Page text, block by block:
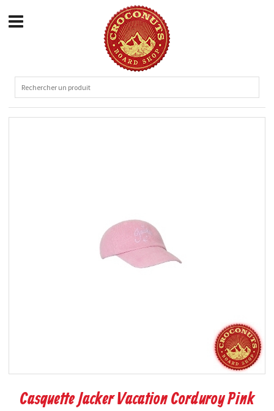
Casquette Jacker Vacation Corduroy Pink